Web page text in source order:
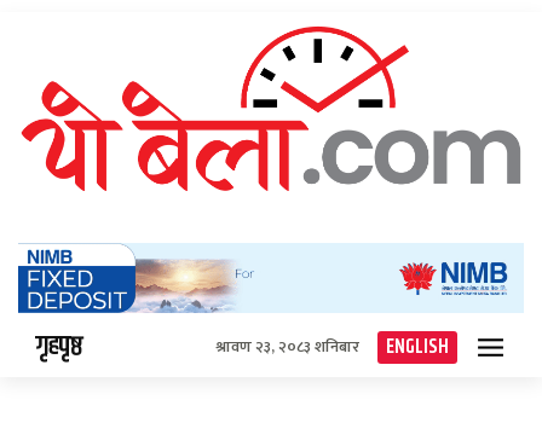
गृहपृष्ठ श्रावण २३, २०८३ शनिबार ENGLISH